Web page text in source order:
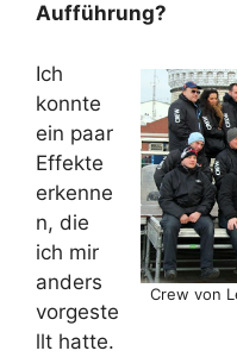
Aufführung?
Crew von
Ich
konnte
ein paar
Effekte
erkenne
n, die
ich mir
anders
vorgeste
llt hatte.